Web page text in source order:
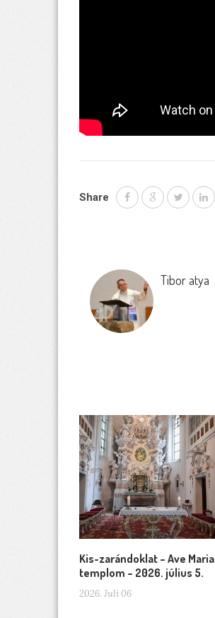
Share
Tibor atya
Kis-zarándoklat – Ave Maria
templom – 2026. július 5.
2026. Juli 06